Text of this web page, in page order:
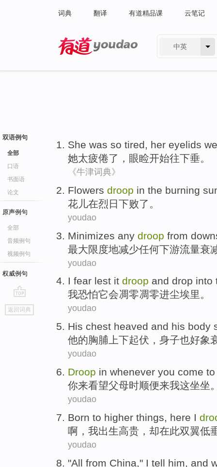
词典 翻译 有道精品课 云笔记
中英
双语例句
全部
口语
书面语
论文
原声例句
全部
音频例句
视频例句
权威例句
go
top
返回词典
She was so tired, her eyelids
她太疲倦了 ， 眼睑开始往下垂。
《牛津词典》
Flowers droop in the burning
花儿在烈日下败了。
youdao
Minimizes any droop from
最大限度地减少任何下游流量衰
youdao
I fear lest it droop and drop into
我恐怕它会凋零凋零进尘埃里。
youdao
His chest heaved and his body
他的胸脯 上下起伏， 身子也好象
youdao
Droop in whenever you come to
你来看望父母时顺便来我这坐坐
youdao
Born to higher things, here I
啊 ， 我出生高贵，却在此双翼低
youdao
"All from China ," I tell him , and